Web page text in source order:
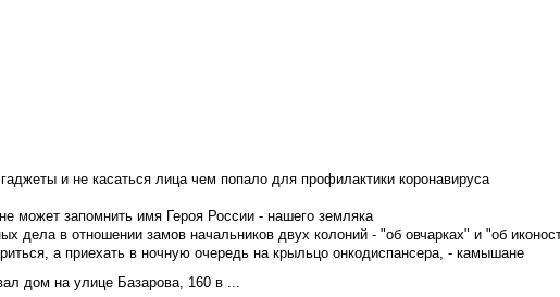
и не касаться лица чем попало для профилактики коронавируса
может запомнить имя Героя России - нашего земляка
дела в отношении замов начальников двух колоний - "об овчарках" и "об
а приехать в ночную очередь на крыльцо онкодиспансера, - камышане
дом на улице Базарова, 160 в ...